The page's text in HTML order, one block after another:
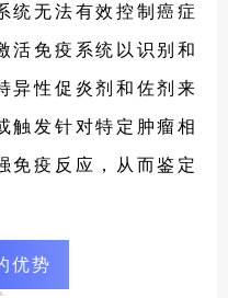
统无法有效控制癌症
活免疫系统以识别和
异性促炎剂和佐剂来
触发针对特定肿瘤相
免疫反应，从而鉴定
优势